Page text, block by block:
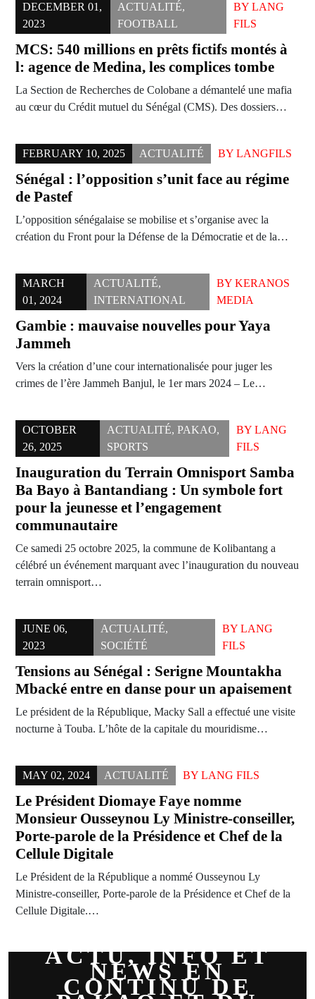
DECEMBER 01,
2023
ACTUALITÉ,
FOOTBALL
BY LANG
FILS
MCS: 540 millions en prêts fictifs montés à
l: agence de Medina, les complices tombe
La Section de Recherches de Colobane a démantelé une mafia
au cœur du Crédit mutuel du Sénégal (CMS). Des dossiers…
FEBRUARY 10, 2025 ACTUALITÉ BY LANGFILS
Sénégal : l’opposition s’unit face au régime
de Pastef
L’opposition sénégalaise se mobilise et s’organise avec la
création du Front pour la Défense de la Démocratie et de la…
MARCH
01, 2024
ACTUALITÉ,
INTERNATIONAL
BY KERANOS
MEDIA
Gambie : mauvaise nouvelles pour Yaya
Jammeh
Vers la création d’une cour internationalisée pour juger les
crimes de l’ère Jammeh Banjul, le 1er mars 2024 – Le…
OCTOBER
26, 2025
ACTUALITÉ,PAKAO,
SPORTS
BYLANG
FILS
Inauguration du Terrain Omnisport Samba
Ba Bayo à Bantandiang : Un symbole fort
pour la jeunesse et l’engagement
communautaire
Ce samedi 25 octobre 2025, la commune de Kolibantang a
célébré un événement marquant avec l’inauguration du nouveau
terrain omnisport…
JUNE 06,
2023
ACTUALITÉ,
SOCIÉTÉ
BYLANG
FILS
Tensions au Sénégal : Serigne Mountakha
Mbacké entre en danse pour un apaisement
Le président de la République, Macky Sall a effectué une visite
nocturne à Touba. L’hôte de la capitale du mouridisme…
MAY 02, 2024 ACTUALITÉ BY LANG FILS
Le Président Diomaye Faye nomme
Monsieur Ousseynou Ly Ministre-conseiller,
Porte-parole de la Présidence et Chef de la
Cellule Digitale
Le Président de la République a nommé Ousseynou Ly
Ministre-conseiller, Porte-parole de la Présidence et Chef de la
Cellule Digitale.…
ACTU, INFO ET
NEWS EN
CONTINU DE